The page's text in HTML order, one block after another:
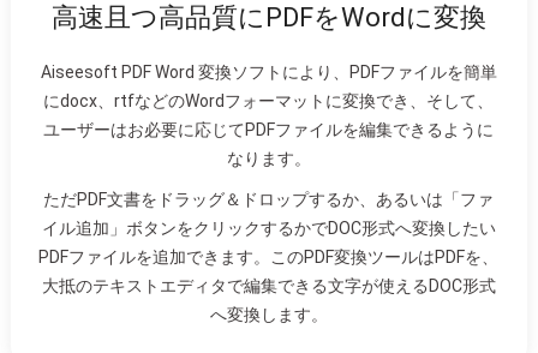
高速且つ高品質にPDFをWordに変換
Aiseesoft PDF Word 変換ソフトにより、PDFファイルを簡単
にdocx、rtfなどのWordフォーマットに変換でき、そして、
ユーザーはお必要に応じてPDFファイルを編集できるように
なります。
ただPDF文書をドラッグ＆ドロップするか、あるいは「ファ
イル追加」ボタンをクリックするかでDOC形式へ変換したい
PDFファイルを追加できます。このPDF変換ツールはPDFを、
大抵のテキストエディタで編集できる文字が使えるDOC形式
へ変換します。